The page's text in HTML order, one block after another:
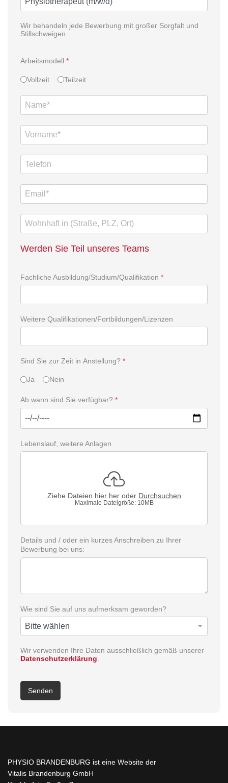
Wir behandeln jede Bewerbung mit großer Sorgfalt und
Stillschweigen.
Arbeitsmodell *
Vollzeit Teilzeit
Werden Sie Teil unseres Teams
Fachliche Ausbildung/Studium/Qualifikation *
Weitere Qualifikationen/Fortbildungen/Lizenzen
Sind Sie zur Zeit in Anstellung? *
Ja Nein
Ab wann sind Sie verfügbar? *
Lebenslauf, weitere Anlagen
Ziehe Dateien hier her oder Durchsuchen
Maximale Dateigröße: 10MB
Details und / oder ein kurzes Anschreiben zu Ihrer
Bewerbung bei uns:
Wie sind Sie auf uns aufmerksam geworden?
Wir verwenden Ihre Daten ausschließlich gemäß unserer
Datenschutzerklärung
Senden
PHYSIO BRANDENBURG ist eine Website der
Vitalis Brandenburg GmbH